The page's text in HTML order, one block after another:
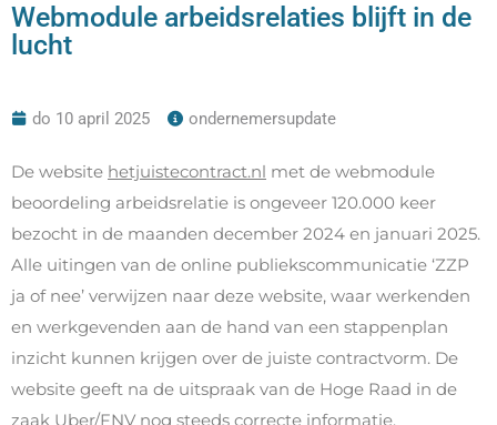
Webmodule arbeidsrelaties blijft in de
lucht
do 10 april 2025 ondernemersupdate
De website hetjuistecontract.nl met de webmodule
beoordeling arbeidsrelatie is ongeveer 120.000 keer
bezocht in de maanden december 2024 en januari 2025.
Alle uitingen van de online publiekscommunicatie ‘ZZP
ja of nee’ verwijzen naar deze website, waar werkenden
en werkgevenden aan de hand van een stappenplan
inzicht kunnen krijgen over de juiste contractvorm. De
website geeft na de uitspraak van de Hoge Raad in de
zaak Uber/FNV nog steeds correcte informatie.